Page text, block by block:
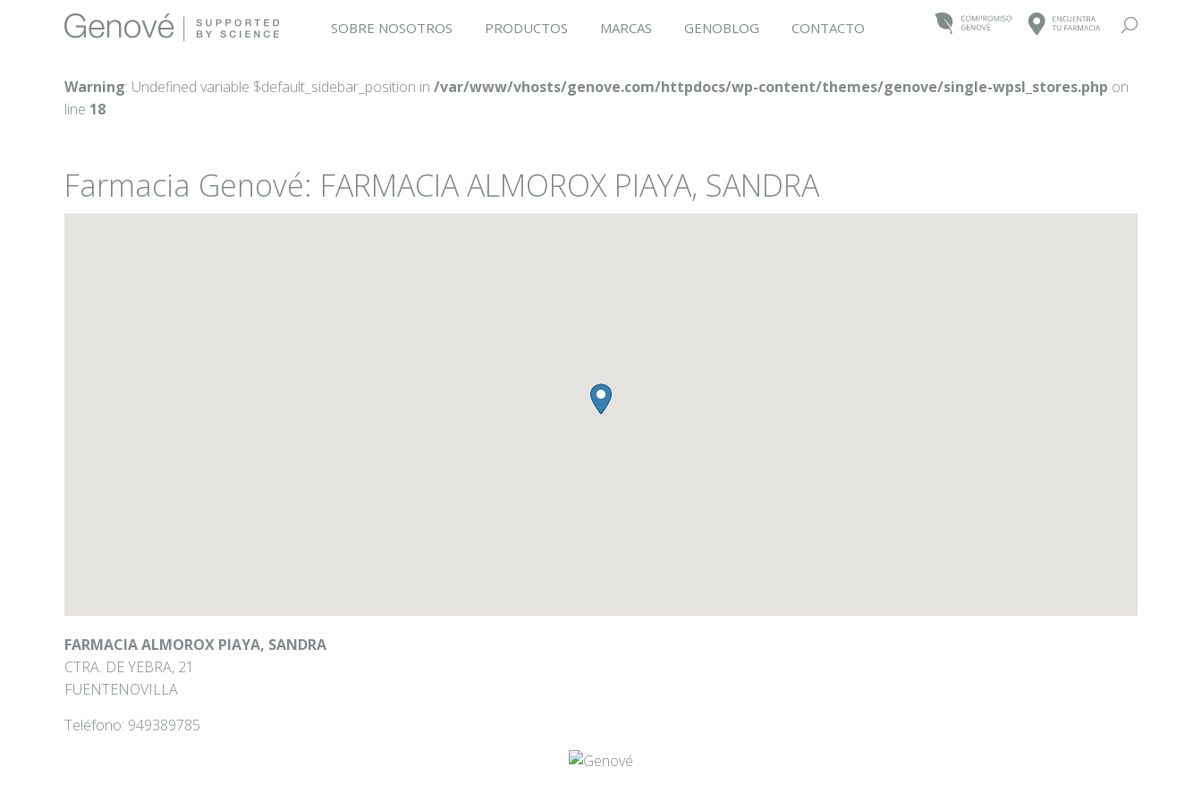
SOBRE NOSOTROS PRODUCTOS MARCAS GENOBLOG CONTACTO Buscar:
Warning: Undefined variable $default_sidebar_position in /var/www/vhosts/genove.com/httpdocs/wp-content/themes/genove/single-wpsl_stores.php on
line 18
Farmacia Genové: FARMACIA ALMOROX PIAYA, SANDRA
FARMACIA ALMOROX PIAYA, SANDRA
CTRA. DE YEBRA, 21
FUENTENOVILLA
Teléfono: 949389785